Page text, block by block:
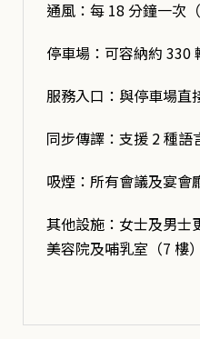
通風：每 18 分鐘一次
停車場：可容納約 330
服務入口：與停車場直
同步傳譯：支援 2 種語
吸煙：所有會議及宴會
其他設施：女士及男士
美容院及哺乳室（7 樓）